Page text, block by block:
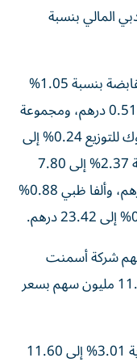
دبي المالي بنسبة
في سوق أبوظبي، ارتفع سهم العالمية القابضة بنسبة 1.05%
إلى 383.70 درهم، وإشراق 1.98% إلى 0.51 درهم، ومجموعة
تو بوينت زيرو 1% إلى 2.02 درهم، وأدنوك للتوزيع 0.24% إلى
4.08 درهم، فيما هبط سهم الدار العقارية 2.37% إلى 7.80
درهم، وأدنوك للغاز 0.29% إلى 3.36 درهم، وألفا ظبي 0.88%
شركة أسمنت
الخليج بقيمة 13.56 مليون درهم على 11.3 مليون سهم بسعر
وفي سوق دبي، تراجع سهم إعمار العقارية 3.01% إلى 11.60